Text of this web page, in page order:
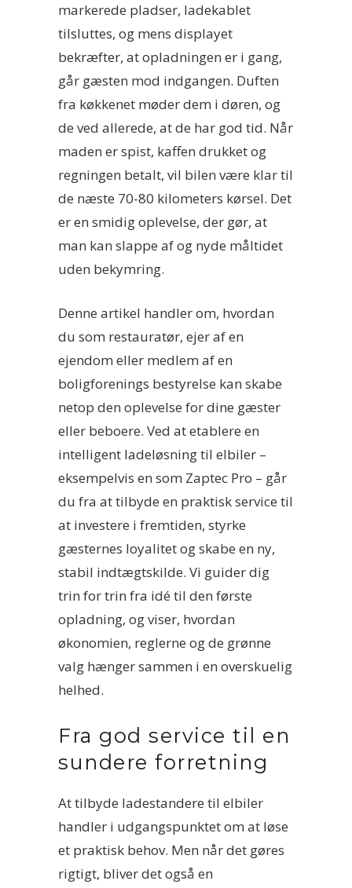
markerede pladser, ladekablet
tilsluttes, og mens displayet
bekræfter, at opladningen er i gang,
går gæsten mod indgangen. Duften
fra køkkenet møder dem i døren, og
de ved allerede, at de har god tid. Når
maden er spist, kaffen drukket og
regningen betalt, vil bilen være klar til
de næste 70-80 kilometers kørsel. Det
er en smidig oplevelse, der gør, at
man kan slappe af og nyde måltidet
uden bekymring.
Denne artikel handler om, hvordan
du som restauratør, ejer af en
ejendom eller medlem af en
boligforenings bestyrelse kan skabe
netop den oplevelse for dine gæster
eller beboere. Ved at etablere en
intelligent ladeløsning til elbiler –
eksempelvis en som Zaptec Pro – går
du fra at tilbyde en praktisk service til
at investere i fremtiden, styrke
gæsternes loyalitet og skabe en ny,
stabil indtægtskilde. Vi guider dig
trin for trin fra idé til den første
opladning, og viser, hvordan
økonomien, reglerne og de grønne
valg hænger sammen i en overskuelig
helhed.
Fra god service til en
sundere forretning
At tilbyde ladestandere til elbiler
handler i udgangspunktet om at løse
et praktisk behov. Men når det gøres
rigtigt, bliver det også en